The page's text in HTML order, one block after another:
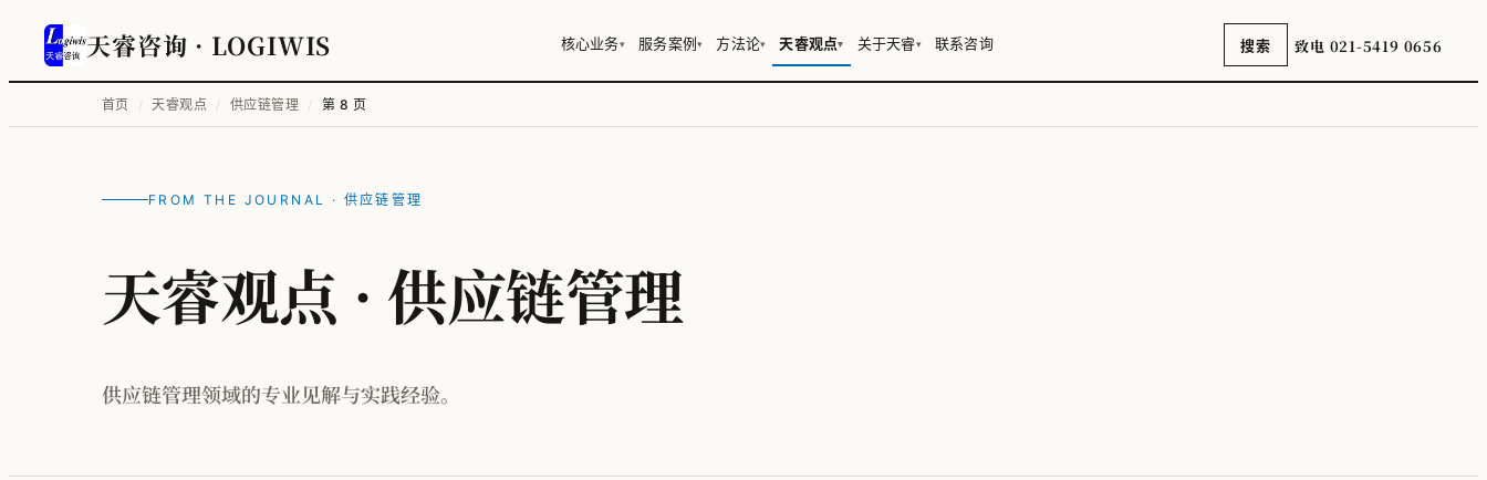
天睿咨询 · LOGIWIS 核心业务▾ 服务案例▾ 方法论▾ 天睿观点▾ 关于天睿▾ 联系咨询 搜索 致电 021-5419 0656
首页 / 天睿观点 / 供应链管理 / 第 8 页
FROM THE JOURNAL · 供应链管理
天睿观点 · 供应链管理
供应链管理领域的专业见解与实践经验。